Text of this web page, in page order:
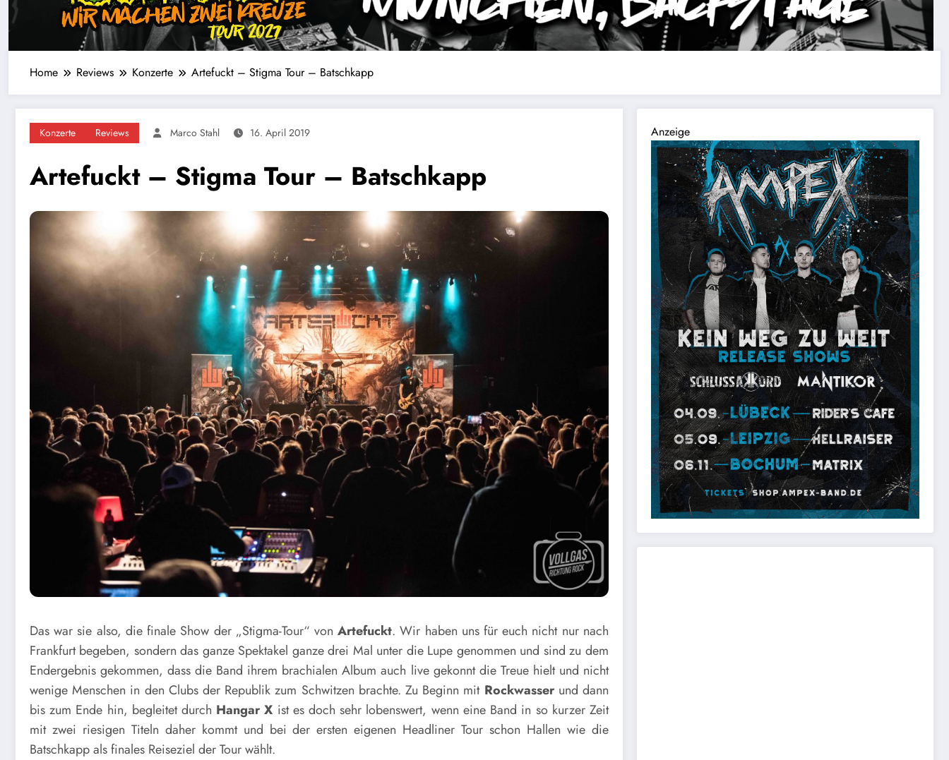
Home Reviews Konzerte Artefuckt – Stigma Tour – Batschkapp
Konzerte Reviews Marco Stahl 16. April 2019
Artefuckt – Stigma Tour – Batschkapp
Das war sie also, die finale Show der „Stigma-Tour“ vonArtefuckt. Wir haben uns für euch nicht nur nach
Frankfurt begeben, sondern das ganze Spektakel ganze drei Mal unter die Lupe genommen und sind zu dem
Endergebnis gekommen, dass die Band ihrem brachialen Album auch live gekonnt die Treue hielt und nicht
wenige Menschen in den Clubs der Republik zum Schwitzen brachte. Zu Beginn mit Rockwasserund dann
bis zum Ende hin, begleitet durch Hangar X ist es doch sehr lobenswert, wenn eine Band in so kurzer Zeit
mit zwei riesigen Titeln daher kommt und bei der ersten eigenen Headliner Tour schon Hallen wie die
Batschkapp als finales Reiseziel der Tour wählt.
Anzeige